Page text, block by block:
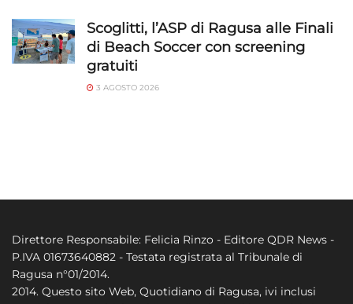
Scoglitti, l’ASP di Ragusa alle Finali
di Beach Soccer con screening
gratuiti
3 AGOSTO 2026
Direttore Responsabile: Felicia Rinzo - Editore QDR News -
P.IVA 01673640882 - Testata registrata al Tribunale di
Ragusa n°01/2014.
2014. Questo sito Web, Quotidiano di Ragusa, ivi inclusi